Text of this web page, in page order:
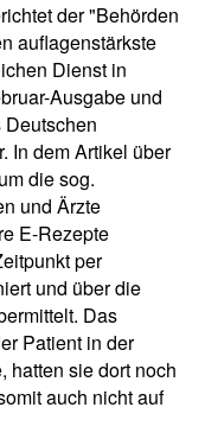
der "Behörden
auflagenstärkste
Dienst in
Ausgabe und
In dem Artikel über
die sog.
und Ärzte
E-Rezepte
per
und über die
Das
Patient in der
hatten sie dort noch
auch nicht auf